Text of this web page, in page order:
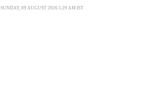
SUNDAY, 09 AUGUST 2026 5.29 AM IST